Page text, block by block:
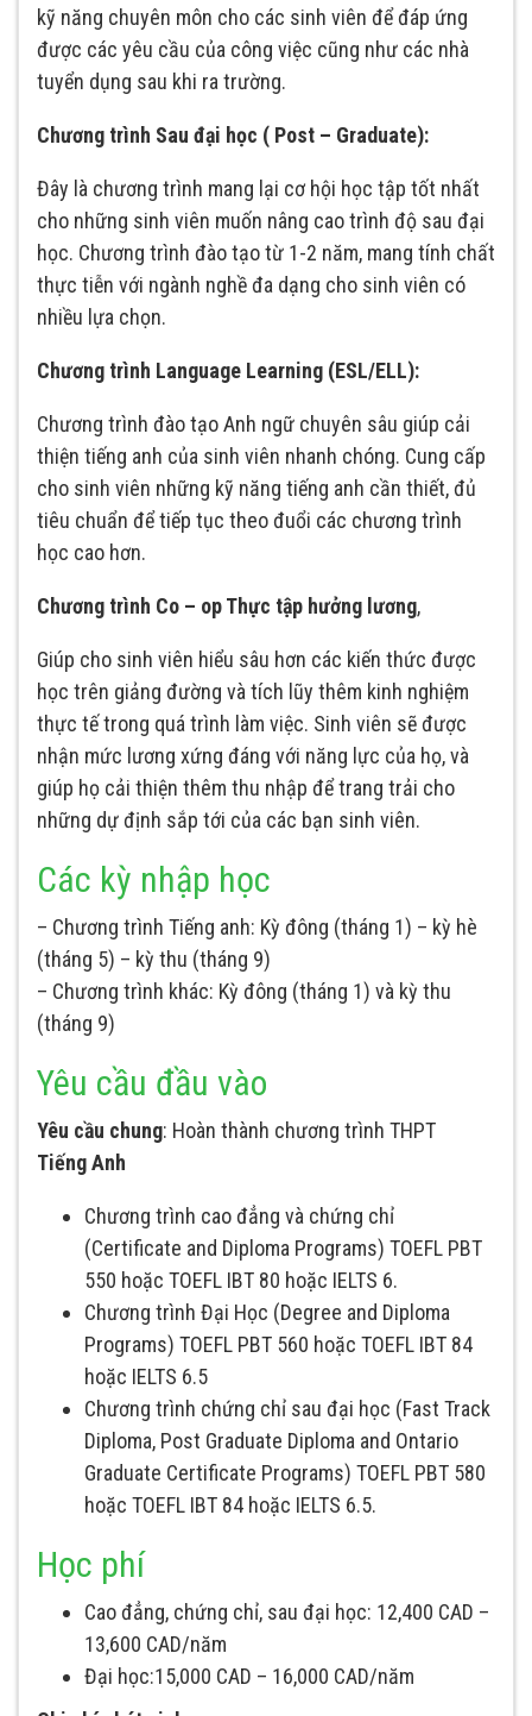
kỹ năng chuyên môn cho các sinh viên để đáp ứng
được các yêu cầu của công việc cũng như các nhà
tuyển dụng sau khi ra trường.
Chương trình Sau đại học ( Post – Graduate):
Đây là chương trình mang lại cơ hội học tập tốt nhất
cho những sinh viên muốn nâng cao trình độ sau đại
học. Chương trình đào tạo từ 1-2 năm, mang tính chất
thực tiễn với ngành nghề đa dạng cho sinh viên có
nhiều lựa chọn.
Chương trình Language Learning (ESL/ELL):
Chương trình đào tạo Anh ngữ chuyên sâu giúp cải
thiện tiếng anh của sinh viên nhanh chóng. Cung cấp
cho sinh viên những kỹ năng tiếng anh cần thiết, đủ
tiêu chuẩn để tiếp tục theo đuổi các chương trình
học cao hơn.
Chương trình Co – op Thực tập hưởng lương,
Giúp cho sinh viên hiểu sâu hơn các kiến thức được
học trên giảng đường và tích lũy thêm kinh nghiệm
thực tế trong quá trình làm việc. Sinh viên sẽ được
nhận mức lương xứng đáng với năng lực của họ, và
giúp họ cải thiện thêm thu nhập để trang trải cho
những dự định sắp tới của các bạn sinh viên.
Các kỳ nhập học
– Chương trình Tiếng anh: Kỳ đông (tháng 1) – kỳ hè
(tháng 5) – kỳ thu (tháng 9)
– Chương trình khác: Kỳ đông (tháng 1) và kỳ thu
(tháng 9)
Yêu cầu đầu vào
Yêu cầu chung: Hoàn thành chương trình THPT
Tiếng Anh
Chương trình cao đẳng và chứng chỉ
(Certificate and Diploma Programs) TOEFL PBT
550 hoặc TOEFL IBT 80 hoặc IELTS 6.
Chương trình Đại Học (Degree and Diploma
Programs) TOEFL PBT 560 hoặc TOEFL IBT 84
hoặc IELTS 6.5
Chương trình chứng chỉ sau đại học (Fast Track
Diploma, Post Graduate Diploma and Ontario
Graduate Certificate Programs) TOEFL PBT 580
hoặc TOEFL IBT 84 hoặc IELTS 6.5.
Học phí
Cao đẳng, chứng chỉ, sau đại học: 12,400 CAD –
13,600 CAD/năm
Đại học:15,000 CAD – 16,000 CAD/năm